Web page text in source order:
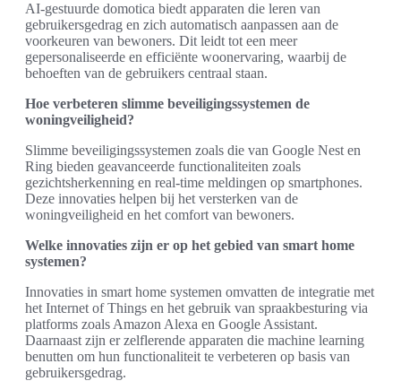
AI-gestuurde domotica biedt apparaten die leren van
gebruikersgedrag en zich automatisch aanpassen aan de
voorkeuren van bewoners. Dit leidt tot een meer
gepersonaliseerde en efficiënte woonervaring, waarbij de
behoeften van de gebruikers centraal staan.
Hoe verbeteren slimme beveiligingssystemen de
woningveiligheid?
Slimme beveiligingssystemen zoals die van Google Nest en
Ring bieden geavanceerde functionaliteiten zoals
gezichtsherkenning en real-time meldingen op smartphones.
Deze innovaties helpen bij het versterken van de
woningveiligheid en het comfort van bewoners.
Welke innovaties zijn er op het gebied van smart home
systemen?
Innovaties in smart home systemen omvatten de integratie met
het Internet of Things en het gebruik van spraakbesturing via
platforms zoals Amazon Alexa en Google Assistant.
Daarnaast zijn er zelflerende apparaten die machine learning
benutten om hun functionaliteit te verbeteren op basis van
gebruikersgedrag.